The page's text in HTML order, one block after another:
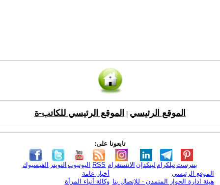
الموقع الرئيسي الموقع الرئيسي للكاتب-ة
تابعونا على:
الفيسبوك التويتر اليوتيوب RSS الانستغرام لينكدإن تيلكرامبنترست
الموقع الرئيسي
هيئة ادارة الحوار المتمدن - للإتصال بنا
أخبار عامة
وكالة أنباء المرأة